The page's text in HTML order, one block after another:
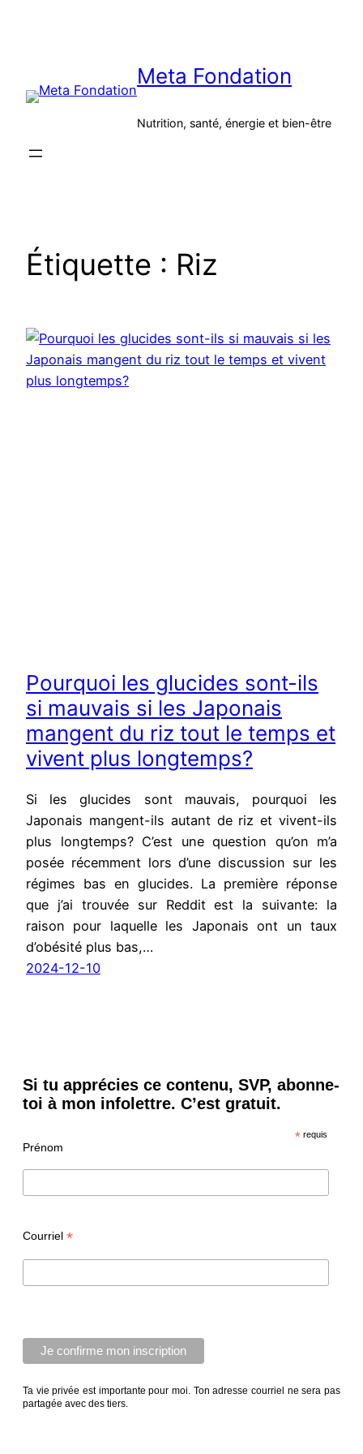
Meta Fondation
Nutrition, santé, énergie et bien-être
Étiquette : Riz
Pourquoi les glucides sont-ils
si mauvais si les Japonais
mangent du riz tout le temps et
vivent plus longtemps?
Si les glucides sont mauvais, pourquoi les
Japonais mangent-ils autant de riz et vivent-ils
plus longtemps? C’est une question qu’on m’a
posée récemment lors d’une discussion sur les
régimes bas en glucides. La première réponse
que j’ai trouvée sur Reddit est la suivante: la
raison pour laquelle les Japonais ont un taux
d’obésité plus bas,…
2024-12-10
Si tu apprécies ce contenu, SVP, abonne-
toi à mon infolettre. C’est gratuit.
* requis
Prénom
Courriel *
Ta vie privée est importante pour moi. Ton adresse courriel ne sera pas
partagée avec des tiers.